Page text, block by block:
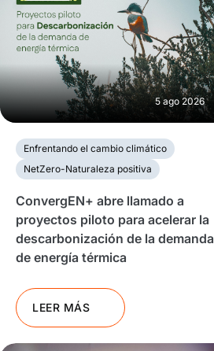
5 ago 2026
Enfrentando el cambio climático
NetZero-Naturaleza positiva
ConvergEN+ abre llamado a
proyectos piloto para acelerar la
descarbonización de la demanda
de energía térmica
LEER MÁS